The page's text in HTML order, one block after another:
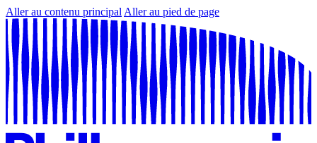
Aller au contenu principal Aller au pied de page